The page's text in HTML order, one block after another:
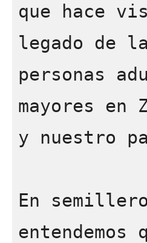
que hace
legado de
personas
mayores en
y nuestro
En
entendemos